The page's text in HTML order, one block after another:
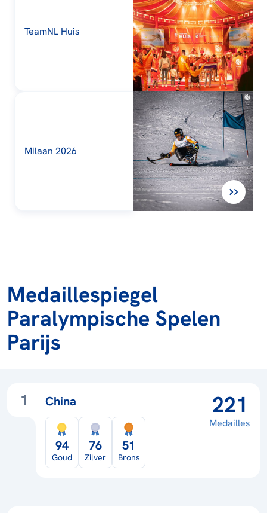
TeamNL Huis
Milaan 2026
Medaillespiegel
Paralympische Spelen
Parijs
1 China
94
Goud
76
Zilver
51
Brons
221
Medailles